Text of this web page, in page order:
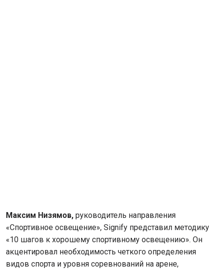
Максим Низямов, руководитель направления
«Спортивное освещение», Signify представил методику
«10 шагов к хорошему спортивному освещению». Он
акцентировал необходимость четкого определения
видов спорта и уровня соревнований на арене,